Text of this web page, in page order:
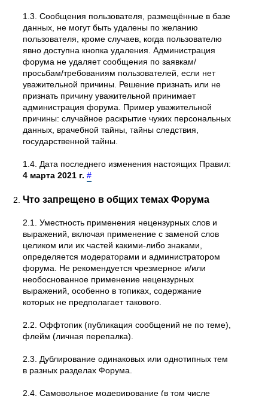
1.3. Сообщения пользователя, размещённые в базе
данных, не могут быть удалены по желанию
пользователя, кроме случаев, когда пользователю
явно доступна кнопка удаления. Администрация
форума не удаляет сообщения по заявкам/
просьбам/требованиям пользователей, если нет
уважительной причины. Решение признать или не
признать причину уважительной принимает
администрация форума. Пример уважительной
причины: случайное раскрытие чужих персональных
данных, врачебной тайны, тайны следствия,
государственной тайны.
1.4. Дата последнего изменения настоящих Правил:
4 марта 2021 г. #
Что запрещено в общих темах Форума
2.1. Уместность применения нецензурных слов и
выражений, включая применение с заменой слов
целиком или их частей какими-либо знаками,
определяется модераторами и администратором
форума. Не рекомендуется чрезмерное и/или
необоснованное применение нецензурных
выражений, особенно в топиках, содержание
которых не предполагает такового.
2.2. Оффтопик (публикация сообщений не по теме),
флейм (личная перепалка).
2.3. Дублирование одинаковых или однотипных тем
в разных разделах Форума.
2.4. Самовольное модеpиpование (в том числе